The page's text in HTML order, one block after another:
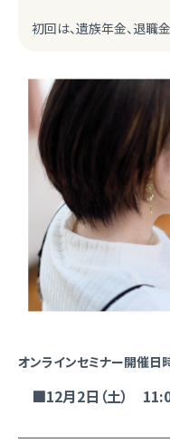
初回は、遺族年金、退職
オンラインセミナー開催日
■12月2日（土）